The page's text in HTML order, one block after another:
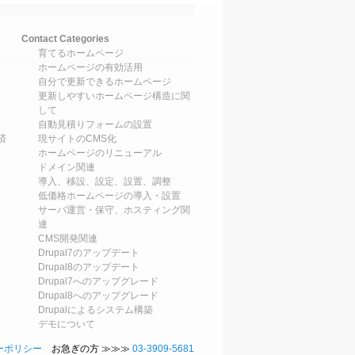
Contact Categories
育てるホームページ
ホームページの有効活用
自分で更新できるホームページ
更新しやすいホームページ構造に関
して
自動見積りフォームの設置
現サイトのCMS化
ホームページのリニューアル
ドメイン関連
導入、移設、設定、設置、調整
低価格ホームページの導入・設置
サーバ運営・保守、ホスティング関
連
CMS開発関連
Drupal7のアップデート
Drupal8のアップデート
Drupal7へのアップグレード
Drupal8へのアップグレード
Drupalによるシステム構築
デモについて
ポリシー お急ぎの方 ≫≫≫ 03-3909-5681